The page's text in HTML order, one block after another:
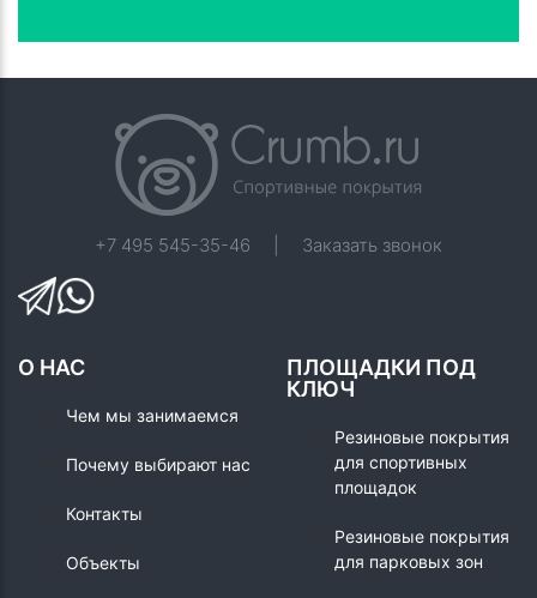
+7 495 545-35-46 Заказать звонок
О НАС
Чем мы занимаемся
Почему выбирают нас
Контакты
Объекты
ПЛОЩАДКИ ПОД
КЛЮЧ
Резиновые покрытия
для спортивных
площадок
Резиновые покрытия
для парковых зон